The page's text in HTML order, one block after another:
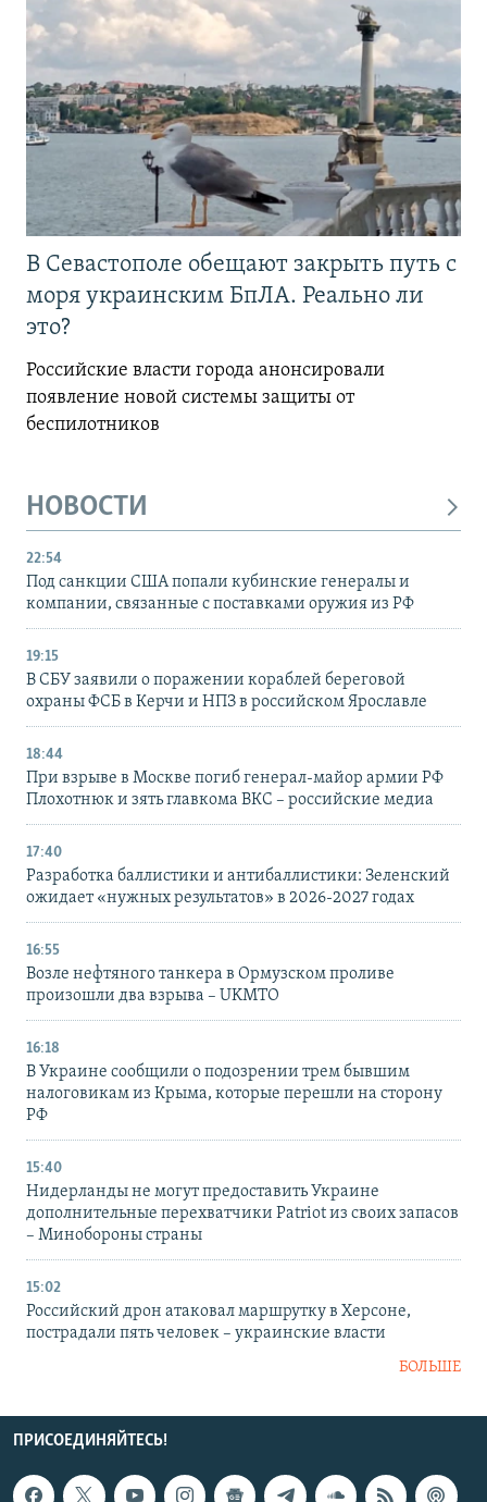
В Севастополе обещают закрыть путь с
моря украинским БпЛА. Реально ли
это?
Российские власти города анонсировали
появление новой системы защиты от
беспилотников
НОВОСТИ
22:54
Под санкции США попали кубинские генералы и
компании, связанные с поставками оружия из РФ
19:15
В СБУ заявили о поражении кораблей береговой
охраны ФСБ в Керчи и НПЗ в российском Ярославле
18:44
При взрыве в Москве погиб генерал-майор армии РФ
Плохотнюк и зять главкома ВКС – российские медиа
17:40
Разработка баллистики и антибаллистики: Зеленский
ожидает «нужных результатов» в 2026-2027 годах
16:55
Возле нефтяного танкера в Ормузском проливе
произошли два взрыва – UKMTO
16:18
В Украине сообщили о подозрении трем бывшим
налоговикам из Крыма, которые перешли на сторону
РФ
15:40
Нидерланды не могут предоставить Украине
дополнительные перехватчики Patriot из своих запасов
– Минобороны страны
15:02
Российский дрон атаковал маршрутку в Херсоне,
пострадали пять человек – украинские власти
БОЛЬШЕ
ПРИСОЕДИНЯЙТЕСЬ!